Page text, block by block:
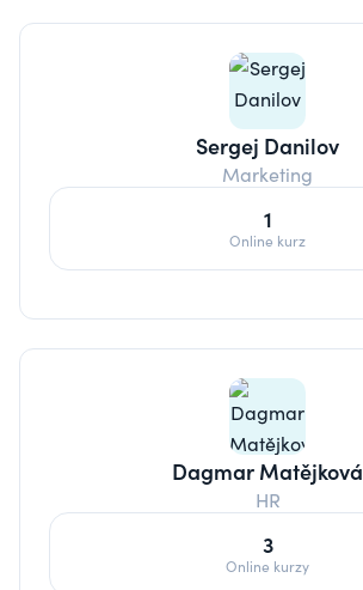
Sergej Danilov
Marketing
1
Online kurz
Dagmar Matějková
HR
3
Online kurzy